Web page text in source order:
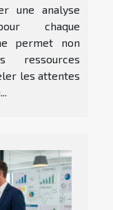
une analyse
chaque
permet non
ressources
les attentes